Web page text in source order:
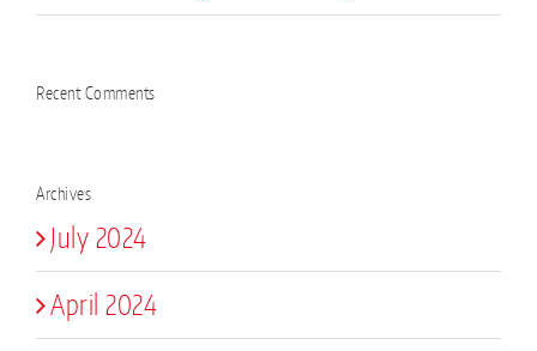
Recent Comments
Archives
July 2024
April 2024